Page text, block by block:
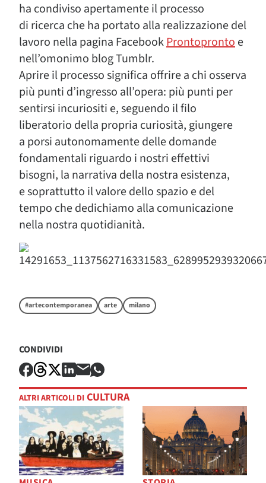
ha condiviso apertamente il processo
di ricerca che ha portato alla realizzazione del
lavoro nella pagina FacebookProntoprontoe
nell’omonimo blog Tumblr.
Aprire il processo significa offrire a chi osserva
più punti d’ingresso all’opera: più punti per
sentirsi incuriositi e, seguendo il filo
liberatorio della propria curiosità, giungere
a porsi autonomamente delle domande
fondamentali riguardo i nostri effettivi
bisogni, la narrativa della nostra esistenza,
e soprattutto il valore dello spazio e del
tempo che dedichiamo alla comunicazione
nella nostra quotidianità.
#artecontemporanea arte milano
CONDIVIDI
ALTRI ARTICOLI DI CULTURA